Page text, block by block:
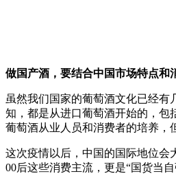
做国产酒，要结合中国市场特点和
虽然我们国家的葡萄酒文化已经
知，都是从进口葡萄酒开始的，包
葡萄酒从业人员和消费者的培养，
这次疫情以后，中国的国际地位会
00后这些消费主流，更是“国货当